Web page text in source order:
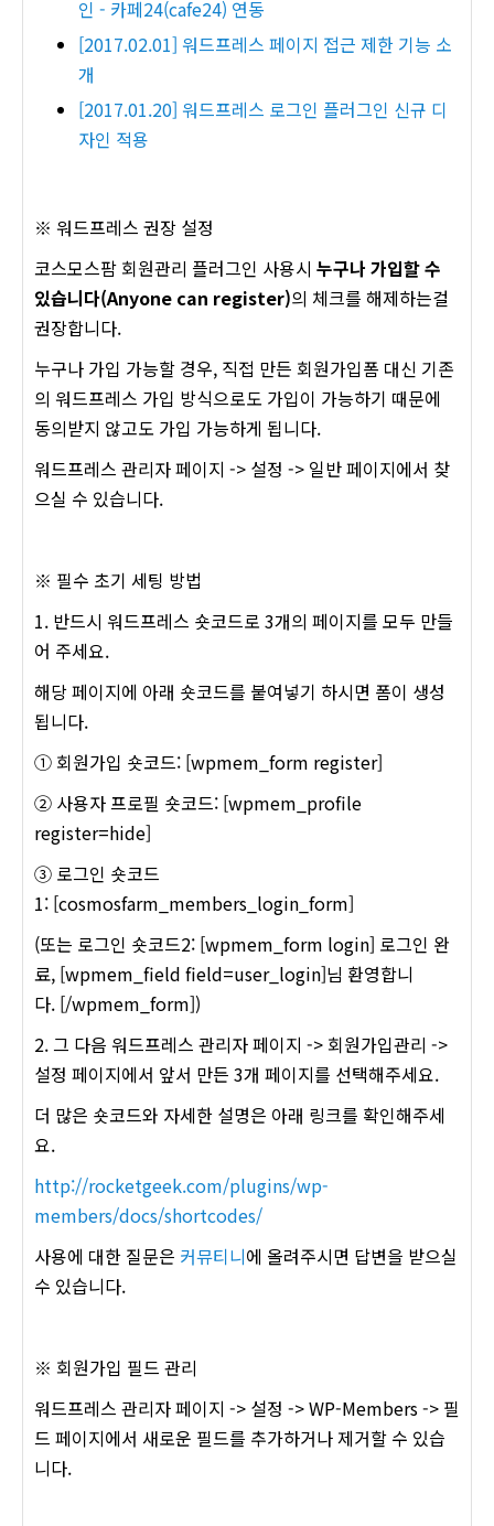
인 - 카페24(cafe24) 연동
[2017.02.01] 워드프레스 페이지 접근 제한 기능 소
개
[2017.01.20] 워드프레스 로그인 플러그인 신규 디
자인 적용
※ 워드프레스 권장 설정
코스모스팜 회원관리 플러그인 사용시 누구나 가입할 수
있습니다(Anyone can register)의 체크를 해제하는걸
권장합니다.
누구나 가입 가능할 경우, 직접 만든 회원가입폼 대신 기존
의 워드프레스 가입 방식으로도 가입이 가능하기 때문에
동의받지 않고도 가입 가능하게 됩니다.
워드프레스 관리자 페이지 -> 설정 -> 일반 페이지에서 찾
으실 수 있습니다.
※ 필수 초기 세팅 방법
1. 반드시 워드프레스 숏코드로 3개의 페이지를 모두 만들
어 주세요.
해당 페이지에 아래 숏코드를 붙여넣기 하시면 폼이 생성
됩니다.
① 회원가입 숏코드: [wpmem_form register]
② 사용자 프로필 숏코드: [wpmem_profile
register=hide]
③ 로그인 숏코드
1: [cosmosfarm_members_login_form]
(또는 로그인 숏코드2: [wpmem_form login] 로그인 완
료, [wpmem_field field=user_login]님 환영합니
다. [/wpmem_form])
2. 그 다음 워드프레스 관리자 페이지 -> 회원가입관리 ->
설정 페이지에서 앞서 만든 3개 페이지를 선택해주세요.
더 많은 숏코드와 자세한 설명은 아래 링크를 확인해주세
요.
http://rocketgeek.com/plugins/wp-
members/docs/shortcodes/
사용에 대한 질문은 커뮤티니에 올려주시면 답변을 받으실
수 있습니다.
※ 회원가입 필드 관리
워드프레스 관리자 페이지 -> 설정 -> WP-Members -> 필
드 페이지에서 새로운 필드를 추가하거나 제거할 수 있습
니다.